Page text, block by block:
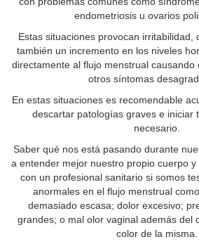
endometriosis u ovarios
Estas situaciones provocan irritabilidad,
también un incremento en los niveles
directamente al flujo menstrual causando
otros síntomas
En estas situaciones es recomendable
descartar patologías graves e iniciar
necesario.
Saber qué nos está pasando durante
a entender mejor nuestro propio cuerpo
con un profesional sanitario si somos
anormales en el flujo menstrual
demasiado escasa; dolor excesivo;
grandes; o mal olor vaginal además del
color de la misma.